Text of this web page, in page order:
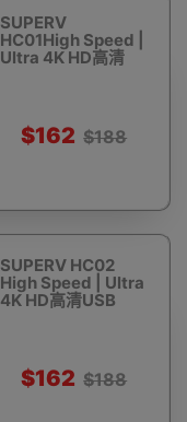
SUPERV
HC01High Speed |
Ultra 4K HD高清
$162 $188
SUPERV HC02
High Speed | Ultra
4K HD高清USB
$162 $188